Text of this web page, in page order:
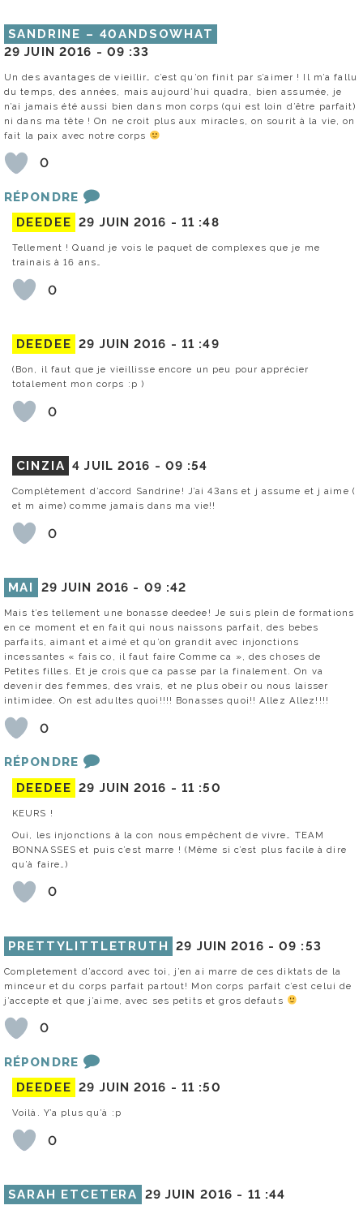
SANDRINE – 40ANDSOWHAT
29 JUIN 2016 - 09 :33
Un des avantages de vieillir… c’est qu’on finit par s’aimer ! Il m’a fallu
du temps, des années, mais aujourd’hui quadra, bien assumée, je
n’ai jamais été aussi bien dans mon corps (qui est loin d’être parfait)
ni dans ma tête ! On ne croit plus aux miracles, on sourit à la vie, on
fait la paix avec notre corps
0
RÉPONDRE
DEEDEE 29 JUIN 2016 - 11 :48
Tellement ! Quand je vois le paquet de complexes que je me
trainais à 16 ans…
0
DEEDEE 29 JUIN 2016 - 11 :49
(Bon, il faut que je vieillisse encore un peu pour apprécier
totalement mon corps :p )
0
CINZIA 4 JUIL 2016 - 09 :54
Complètement d’accord Sandrine! J’ai 43ans et j assume et j aime (
et m aime) comme jamais dans ma vie!!
0
MAI 29 JUIN 2016 - 09 :42
Mais t’es tellement une bonasse deedee! Je suis plein de formations
en ce moment et en fait qui nous naissons parfait, des bebes
parfaits, aimant et aimé et qu’on grandit avec injonctions
incessantes « fais co, il faut faire Comme ca », des choses de
Petites filles. Et je crois que ca passe par la finalement. On va
devenir des femmes, des vrais, et ne plus obeir ou nous laisser
intimidee. On est adultes quoi!!!! Bonasses quoi!! Allez Allez!!!!
0
RÉPONDRE
DEEDEE 29 JUIN 2016 - 11 :50
KEURS !
Oui, les injonctions à la con nous empêchent de vivre… TEAM
BONNASSES et puis c’est marre ! (Même si c’est plus facile à dire
qu’à faire…)
0
PRETTYLITTLETRUTH 29 JUIN 2016 -09 :53
Completement d’accord avec toi, j’en ai marre de ces diktats de la
minceur et du corps parfait partout! Mon corps parfait c’est celui de
j’accepte et que j’aime, avec ses petits et gros defauts
0
RÉPONDRE
DEEDEE 29 JUIN 2016 - 11 :50
Voilà. Y’a plus qu’à :p
0
SARAH ETCETERA 29 JUIN 2016 - 11 :44